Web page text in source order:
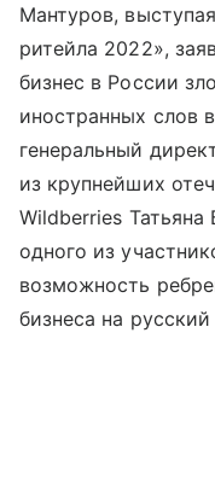
Мантуров,
ритейла 2022»,
бизнес в России
иностранных слов
генеральный
из крупнейших
Wildberries Татьяна
одного из
возможность
бизнеса на русский